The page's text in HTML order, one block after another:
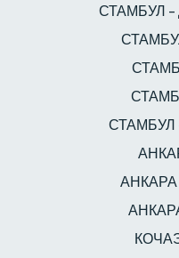
СТАМБУЛ